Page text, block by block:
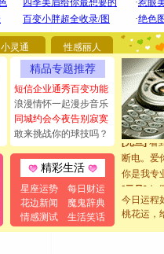
小灵通 性感丽人
精品专题推荐
短信企业通秀百变功能
浪漫情怀一起漫步音乐
同城约会今夜告别寂寞
敢来挑战你的球技吗？
精彩生活
星座运势
每日财运
花边新闻
魔鬼辞典
情感测试
生活笑话
[圣诞节]
你太多
要平安！
[圣诞节]
能正大光
都要快乐
[圣诞节]
如意,快
[元旦]看
断电。爱
你是我专
[元旦] 如
起；二是
离。水晶
[元旦]当
今日运程
桃花运，